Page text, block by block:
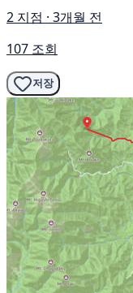
2 지점 · 3개월 전
107 조회
저장